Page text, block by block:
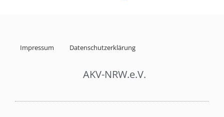
Impressum Datenschutzerklärung
AKV-NRW.e.V.